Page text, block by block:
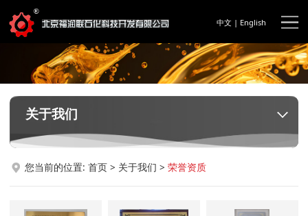
中文| English
关于我们
您当前的位置:首页 > 关于我们 >荣誉资质